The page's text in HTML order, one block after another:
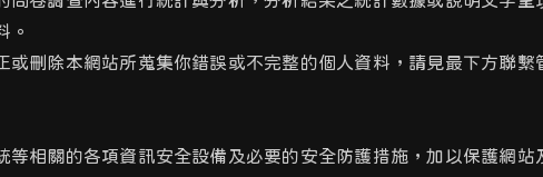
。
或刪除本網站所蒐集你錯誤或不完整的個人資料，請見最下方聯繫
等相關的各項資訊安全設備及必要的安全防護措施，加以保護網